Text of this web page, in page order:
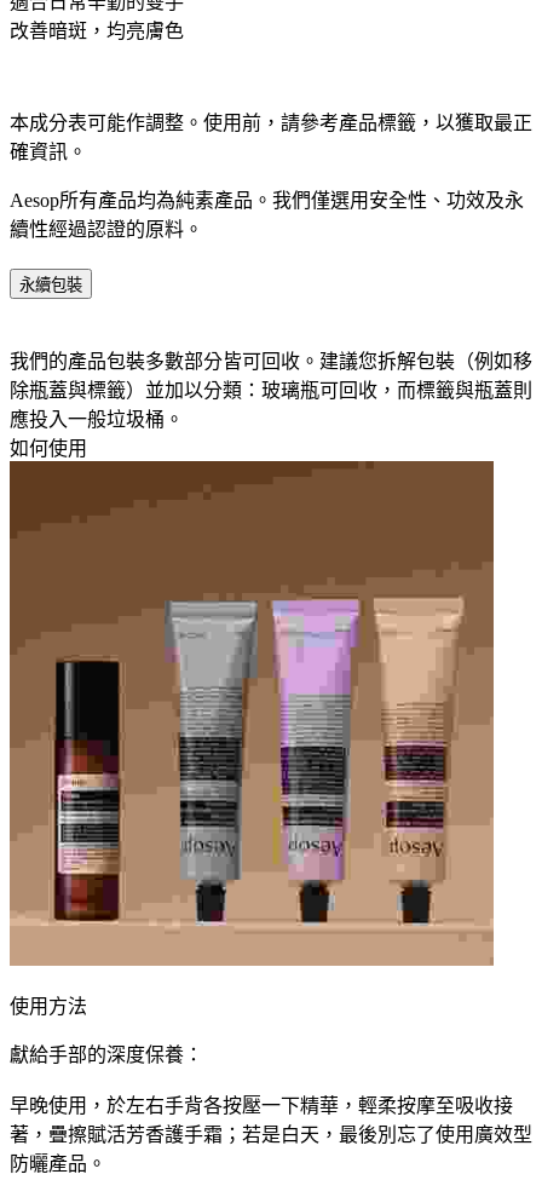
改善暗斑，均亮膚色
本成分表可能作調整。使用前，請參考產品標籤，以獲取最正
確資訊。​
Aesop所有產品均為純素產品。我們僅選用安全性、功效及永
續性經過認證的原料。​
永續包裝
我們的產品包裝多數部分皆可回收。建議您拆解包裝（例如移
除瓶蓋與標籤）並加以分類：玻璃瓶可回收，而標籤與瓶蓋則
應投入一般垃圾桶。
如何使用
使用方法
獻給手部的深度保養：
早晚使用，於左右手背各按壓一下精華，輕柔按摩至吸收接
著，疊擦賦活芳香護手霜；若是白天，最後別忘了使用廣效型
防曬產品。